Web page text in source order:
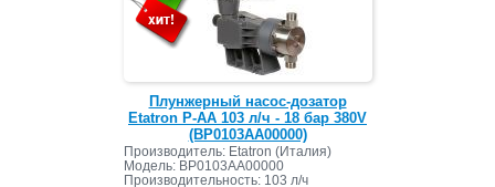
Плунжерный насос-дозатор
Etatron P-AA 103 л/ч - 18 бар 380V
(BP0103AA00000)
Производитель: Etatron (Италия)
Модель: BP0103AA00000
Производительность: 103 л/ч